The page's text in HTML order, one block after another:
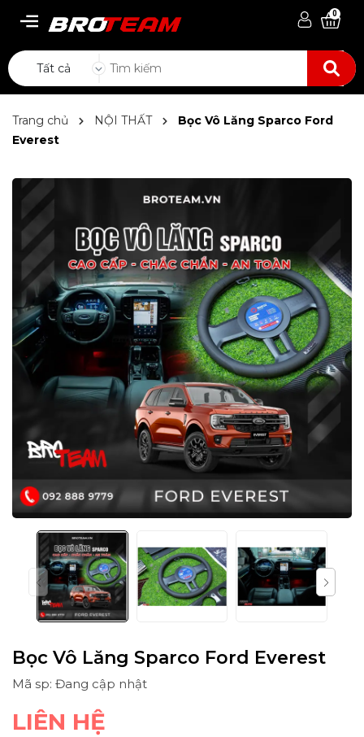
0
Tất cả
Trang chủ NỘI THẤT
Bọc Vô Lăng Sparco Ford
Everest
Bọc Vô Lăng Sparco Ford Everest
Mã sp: Đang cập nhật
LIÊN HỆ